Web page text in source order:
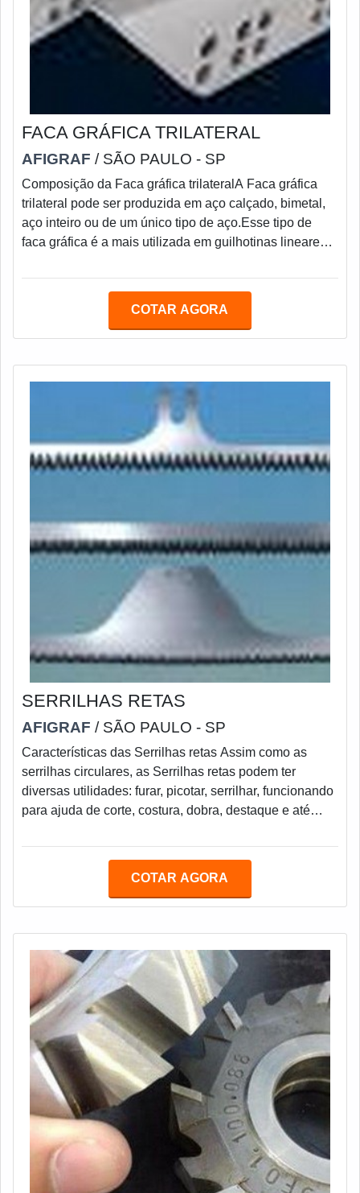
FACA GRÁFICA TRILATERAL
AFIGRAF / SÃO PAULO - SP
Composição da Faca gráfica trilateralA Faca gráfica
trilateral pode ser produzida em aço calçado, bimetal,
aço inteiro ou de um único tipo de aço.Esse tipo de
faca gráfica é a mais utilizada em guilhotinas lineares e
tratamento térmico, além de possibilitar reparos na
Faca gráfica trilateral feita em aço carbono.Ainda existe
COTAR AGORA
SERRILHAS RETAS
AFIGRAF / SÃO PAULO - SP
Características das Serrilhas retas Assim como as
serrilhas circulares, as Serrilhas retas podem ter
diversas utilidades: furar, picotar, serrilhar, funcionando
para ajuda de corte, costura, dobra, destaque e até
retas com variações no tipo de dente, quantidade,
feita a escolha do material correto.Informações
COTAR AGORA